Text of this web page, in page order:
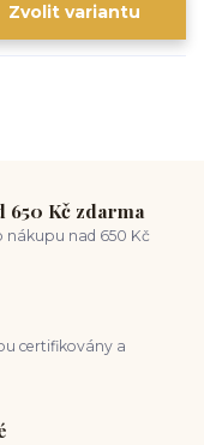
Zvolit variantu
650 Kč zdarma
nákupu nad 650 Kč
certifikovány a